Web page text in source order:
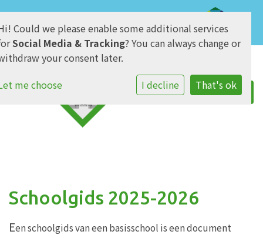
AVG & Privacy
Schoolgids 2025-2026
Een schoolgids van een basisschool is een document
Could we please enable some additional services
Social Media & Tracking? You can always change or
your consent later.
me choose
I decline That's ok